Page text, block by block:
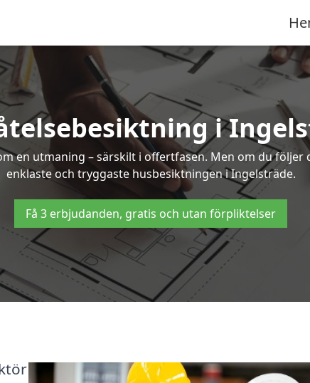
i
en utmaning – särskilt i offertfasen. Men om du
enklaste och tryggaste husbesiktningen i Ingelsträde.
Få 3 erbjudanden, gratis och utan förpliktelser